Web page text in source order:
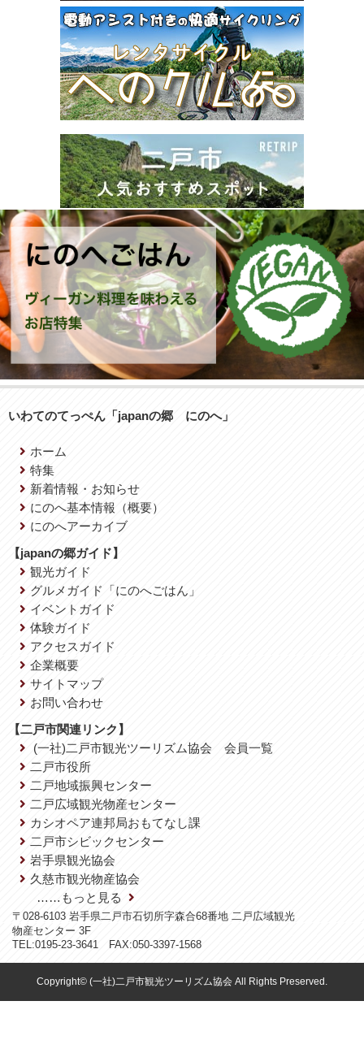
いわてのてっぺん「japanの郷 にのへ」
ホーム
特集
新着情報・お知らせ
にのへ基本情報（概要）
にのへアーカイブ
【japanの郷ガイド】
観光ガイド
グルメガイド「にのへごはん」
イベントガイド
体験ガイド
アクセスガイド
企業概要
サイトマップ
お問い合わせ
【二戸市関連リンク】
(一社)二戸市観光ツーリズム協会 会員一覧
二戸市役所
二戸地域振興センター
二戸広域観光物産センター
カシオペア連邦局おもてなし課
二戸市シビックセンター
岩手県観光協会
久慈市観光物産協会
……もっと見る
〒028-6103 岩手県二戸市石切所字森合68番地 二戸広域観光
物産センター 3F
TEL:0195-23-3641 FAX:050-3397-1568
Copyright© (一社)二戸市観光ツーリズム協会 All Rights Preserved.